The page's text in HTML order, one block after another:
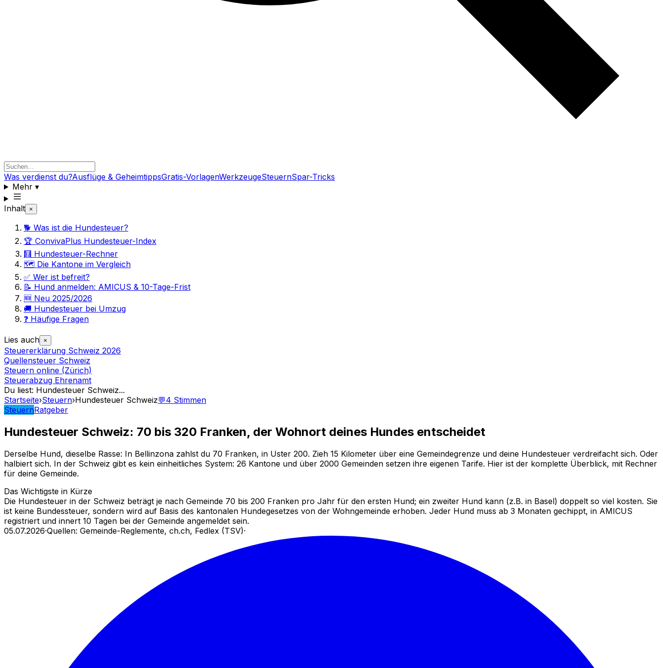
Was verdienst du?Ausflüge & GeheimtippsGratis-VorlagenWerkzeugeSteuernSpar-Tricks
Mehr▾
Inhalt ×
🐕 Was ist die Hundesteuer?
🏆 ConvivaPlus Hundesteuer-Index
🧮 Hundesteuer-Rechner
🗺️ Die Kantone im Vergleich
✅ Wer ist befreit?
📝 Hund anmelden: AMICUS & 10-Tage-Frist
🆕 Neu 2025/2026
🚚 Hundesteuer bei Umzug
❓ Häufige Fragen
Lies auch ×
Steuererklärung Schweiz 2026
Quellensteuer Schweiz
Steuern online (Zürich)
Steuerabzug Ehrenamt
Du liest: Hundesteuer Schweiz...
Startseite›Steuern›Hundesteuer Schweiz💬4 Stimmen
SteuernRatgeber
Hundesteuer Schweiz: 70 bis 320 Franken, der Wohnort deines Hundes entscheidet
Derselbe Hund, dieselbe Rasse: In Bellinzona zahlst du 70 Franken, in Uster 200. Zieh 15 Kilometer über eine Gemeindegrenze und deine Hundesteuer verdreifacht sich. Oder
halbiert sich. In der Schweiz gibt es kein einheitliches System: 26 Kantone und über 2000 Gemeinden setzen ihre eigenen Tarife. Hier ist der komplette Überblick, mit Rechner
für deine Gemeinde.
Das Wichtigste in Kürze
Die Hundesteuer in der Schweiz beträgt je nach Gemeinde 70 bis 200 Franken pro Jahr für den ersten Hund; ein zweiter Hund kann (z.B. in Basel) doppelt so viel kosten. Sie
ist keine Bundessteuer, sondern wird auf Basis des kantonalen Hundegesetzes von der Wohngemeinde erhoben. Jeder Hund muss ab 3 Monaten gechippt, in AMICUS
registriert und innert 10 Tagen bei der Gemeinde angemeldet sein.
05.07.2026·Quellen: Gemeinde-Reglemente, ch.ch, Fedlex (TSV)·